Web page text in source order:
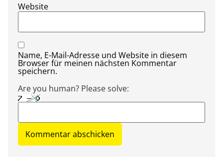
Website
Name, E-Mail-Adresse und Website in diesem
Browser für meinen nächsten Kommentar
speichern.
Are you human? Please solve: